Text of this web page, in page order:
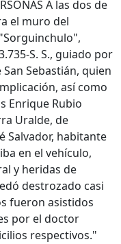
A las dos de
el muro del
S. S., guiado por
Sebastián, quien
así como
Enrique Rubio
Uralde, de
Salvador, habitante
en el vehículo,
y heridas de
destrozado casi
fueron asistidos
por el doctor
respectivos."